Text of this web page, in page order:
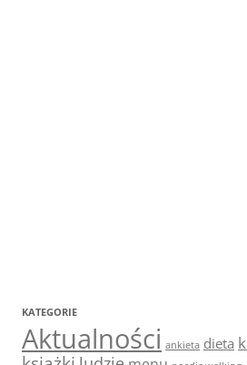
KATEGORIE
Aktualności ankieta dieta